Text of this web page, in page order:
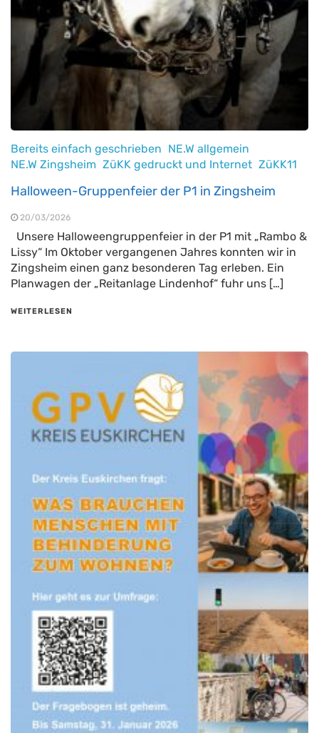
Bereits einfach geschrieben NE.W allgemein
NE.W Zingsheim ZüKK gedruckt und Internet ZüKK11
Halloween-Gruppenfeier der P1 in Zingsheim
20/03/2026
Unsere Halloweengruppenfeier in der P1 mit „Rambo &
Lissy“ Im Oktober vergangenen Jahres konnten wir in
Zingsheim einen ganz besonderen Tag erleben. Ein
Planwagen der „Reitanlage Lindenhof“ fuhr uns […]
WEITERLESEN